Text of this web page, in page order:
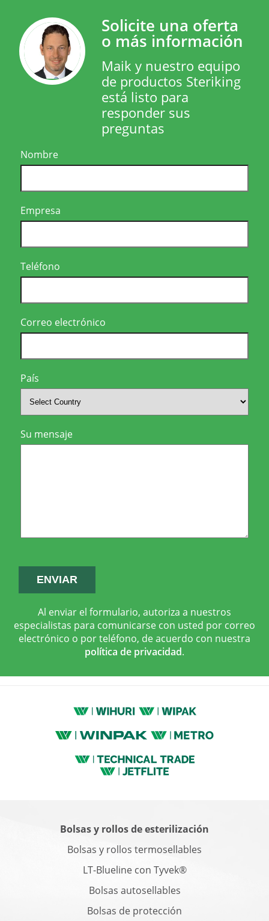
Solicite una oferta
o más información
Maik y nuestro equipo
de productos Steriking
está listo para
responder sus
preguntas
Nombre
Empresa
Teléfono
Correo electrónico
País
Su mensaje
Al enviar el formulario, autoriza a nuestros
especialistas para comunicarse con usted por correo
electrónico o por teléfono, de acuerdo con nuestra
política de privacidad.
Bolsas y rollos de esterilización
Bolsas y rollos termosellables
LT-Blueline con Tyvek®
Bolsas autosellables
Bolsas de protección